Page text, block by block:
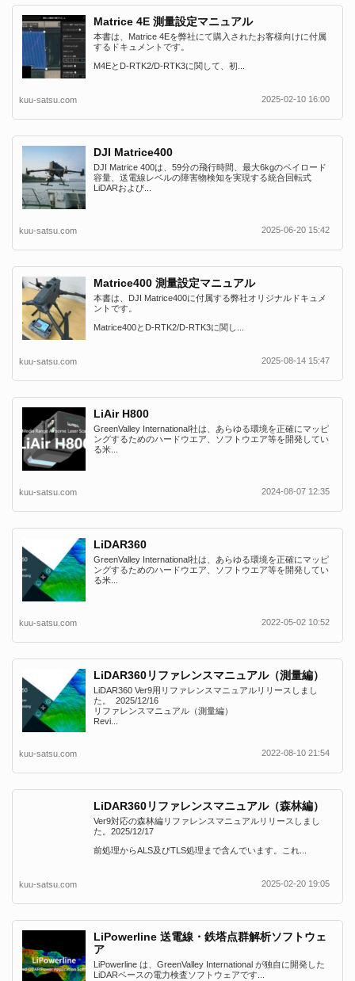
Matrice 4E 測量設定マニュアル
本書は、Matrice 4Eを弊社にて購入されたお客様向けに付属
するドキュメントです。
M4EとD-RTK2/D-RTK3に関して、初...
kuu-satsu.com 2025-02-10 16:00
DJI Matrice400
DJI Matrice 400は、59分の飛行時間、最大6kgのペイロード
容量、送電線レベルの障害物検知を実現する統合回転式
LiDARおよび...
kuu-satsu.com 2025-06-20 15:42
Matrice400 測量設定マニュアル
本書は、DJI Matrice400に付属する弊社オリジナルドキュメ
ントです。
Matrice400とD-RTK2/D-RTK3に関し...
kuu-satsu.com 2025-08-14 15:47
LiAir H800
GreenValley International社は、あらゆる環境を正確にマッピ
ングするためのハードウエア、ソフトウエア等を開発してい
る米...
kuu-satsu.com 2024-08-07 12:35
LiDAR360
GreenValley International社は、あらゆる環境を正確にマッピ
ングするためのハードウエア、ソフトウエア等を開発してい
る米...
kuu-satsu.com 2022-05-02 10:52
LiDAR360リファレンスマニュアル（測量編）
LiDAR360 Ver9用リファレンスマニュアルリリースしまし
た。 2025/12/16
リファレンスマニュアル（測量編）
Revi...
kuu-satsu.com 2022-08-10 21:54
LiDAR360リファレンスマニュアル（森林編）
Ver9対応の森林編リファレンスマニュアルリリースしまし
た。2025/12/17
前処理からALS及びTLS処理まで含んでいます。これ...
kuu-satsu.com 2025-02-20 19:05
LiPowerline 送電線・鉄塔点群解析ソフトウェ
ア
LiPowerline は、GreenValley International が独自に開発した
LiDARベースの電力検査ソフトウェアです...